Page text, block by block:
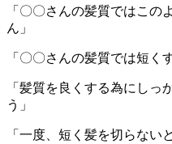
「〇〇さんの髪質ではこの
ん」
「〇〇さんの髪質では短く
「髪質を良くする為にしっ
う」
「一度、短く髪を切らない